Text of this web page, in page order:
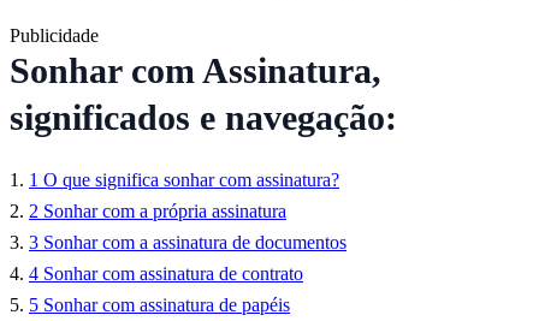
Publicidade
Sonhar com Assinatura,
significados e navegação:
1 O que significa sonhar com assinatura?
2 Sonhar com a própria assinatura
3 Sonhar com a assinatura de documentos
4 Sonhar com assinatura de contrato
5 Sonhar com assinatura de papéis